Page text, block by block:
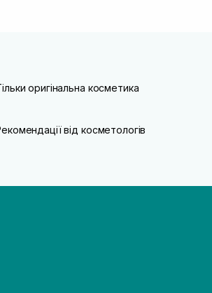
оригінальна косметика
від косметологів